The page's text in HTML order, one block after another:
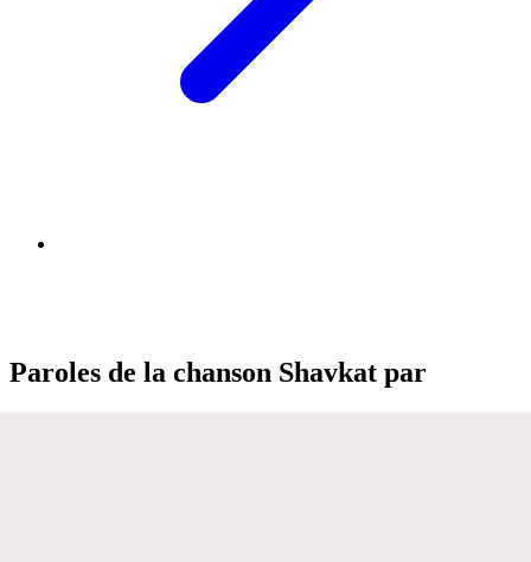
Paroles de la chanson Shavkat par